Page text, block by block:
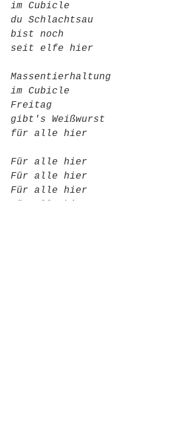
im Cubicle
du Schlachtsau
bist noch
seit elfe hier
Massentierhaltung
im Cubicle
Freitag
gibt's Weißwurst
für alle hier
Für alle hier
Für alle hier
Für alle hier